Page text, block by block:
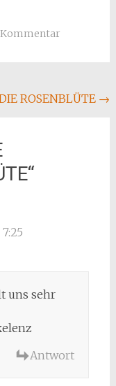
Kommentar
ROSENBLÜTE →
“
uns sehr
Antwort